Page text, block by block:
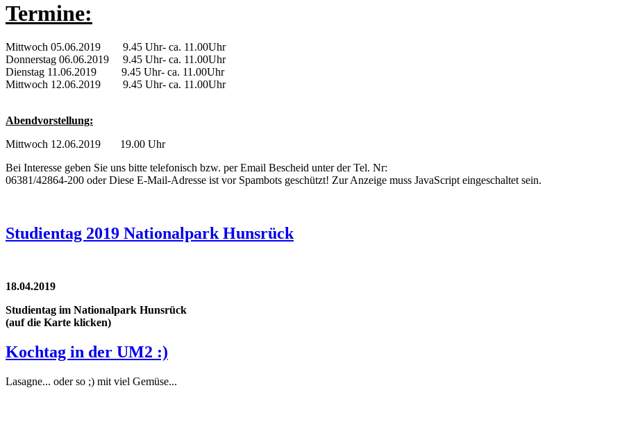
Termine:
Mittwoch 05.06.2019 9.45 Uhr- ca. 11.00Uhr
Donnerstag 06.06.2019 9.45 Uhr- ca. 11.00Uhr
Dienstag 11.06.2019 9.45 Uhr- ca. 11.00Uhr
Mittwoch 12.06.2019 9.45 Uhr- ca. 11.00Uhr
Abendvorstellung:
Mittwoch 12.06.2019 19.00 Uhr
Bei Interesse geben Sie uns bitte telefonisch bzw. per Email Bescheid unter der Tel. Nr:
06381/42864-200 oderDiese E-Mail-Adresse ist vor Spambots geschützt! Zur Anzeige muss JavaScript eingeschaltet sein.
Studientag 2019 Nationalpark Hunsrück
18.04.2019
Studientag im Nationalpark Hunsrück
(auf die Karte klicken)
Kochtag in der UM2 :)
Lasagne... oder so ;) mit viel Gemüse...